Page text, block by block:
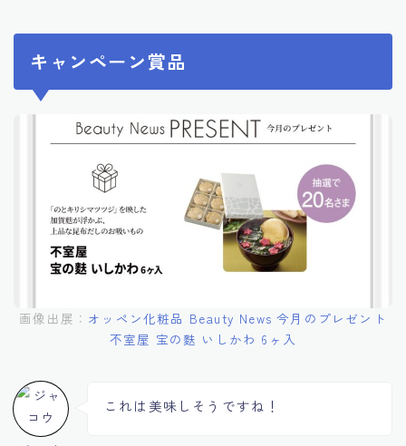
キャンペーン賞品
画像出展： オッペン化粧品 Beauty News 今月のプレゼント
不室屋 宝の麩 いしかわ 6ヶ入
これは美味しそうですね！